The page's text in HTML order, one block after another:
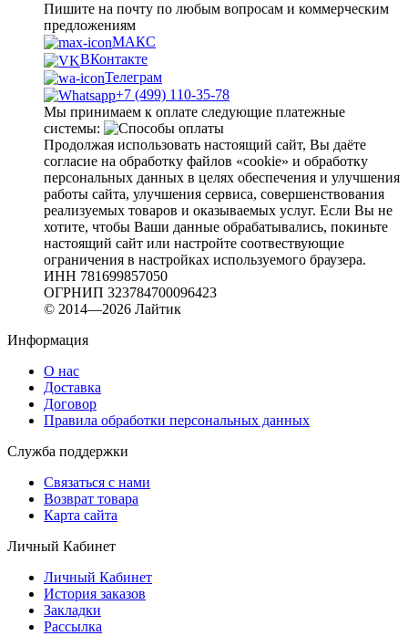
Пишите на почту по любым вопросам и коммерческим
предложениям
МАКС
ВКонтакте
Телеграм
+7 (499) 110-35-78
Мы принимаем к оплате следующие платежные
системы:
Продолжая использовать настоящий сайт, Вы даёте
согласие на обработку файлов «cookie» и обработку
персональных данных в целях обеспечения и улучшения
работы сайта, улучшения сервиса, совершенствования
реализуемых товаров и оказываемых услуг. Если Вы не
хотите, чтобы Ваши данные обрабатывались, покиньте
настоящий сайт или настройте соотвествующие
ограничения в настройках используемого браузера.
ИНН 781699857050
ОГРНИП 323784700096423
© 2014—2026 Лайтик
Информация
О нас
Доставка
Договор
Правила обработки персональных данных
Служба поддержки
Связаться с нами
Возврат товара
Карта сайта
Личный Кабинет
Личный Кабинет
История заказов
Закладки
Рассылка